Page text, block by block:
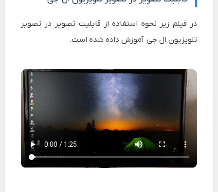
در فیلم زیر نحوه استفاده از قابلیت تصویر در تصویر
تلویزیون ال جی آموزش داده شده است.